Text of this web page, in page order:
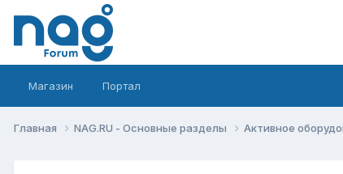
Магазин Портал
Главная NAG.RU - Основные разделы Активное